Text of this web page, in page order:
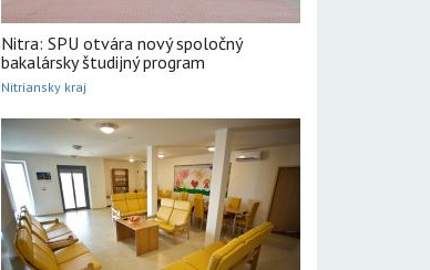
Nitra: SPU otvára nový spoločný
bakalársky študijný program
Nitriansky kraj